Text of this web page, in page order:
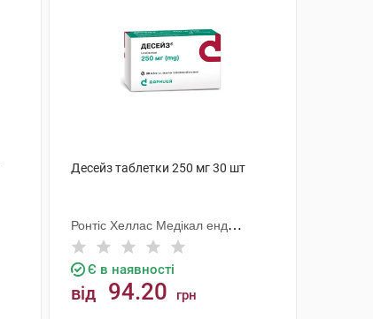
Десейз таблетки 250 мг 30 шт
Ронтіс Хеллас Медікал енд
Фармасьютікал Продактс С.А.
Є в наявності
від 94.20 грн